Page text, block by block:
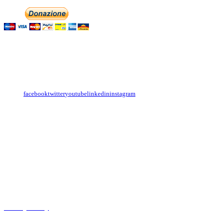
facebooktwitteryoutubelinkedininstagram